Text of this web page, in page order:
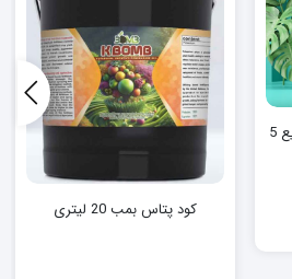
کود فولویک اسید اکسپلود مایع 5
کود پتاس بمب 20 لیتری